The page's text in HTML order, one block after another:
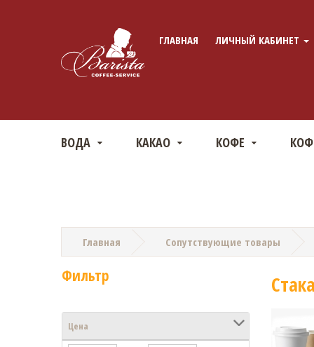
ГЛАВНАЯ ЛИЧНЫЙ КАБИНЕТ
ВОДА КАКАО КОФЕ
Главная Сопутствующие товары
Фильтр
Цена